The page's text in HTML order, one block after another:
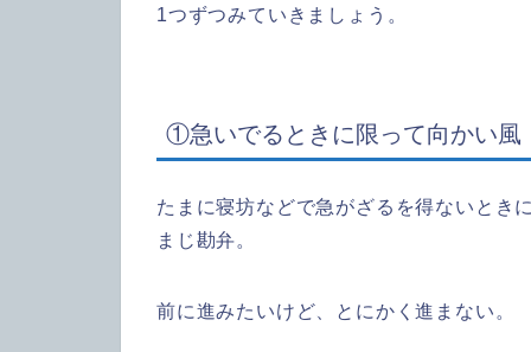
1つずつみていきましょう。
①急いでるときに限って向かい風
たまに寝坊などで急がざるを得ないとき
まじ勘弁。
前に進みたいけど、とにかく進まない。